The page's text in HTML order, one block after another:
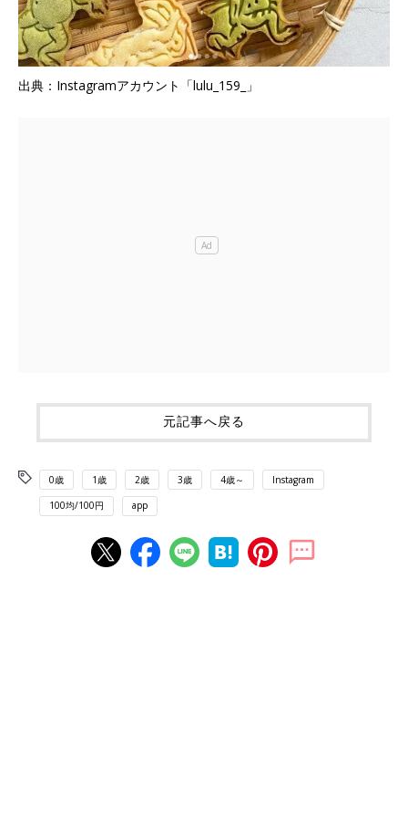
出典：Instagramアカウント「lulu_159_」
元記事へ戻る
0歳 1歳 2歳 3歳 4歳～ Instagram
100均/100円 app